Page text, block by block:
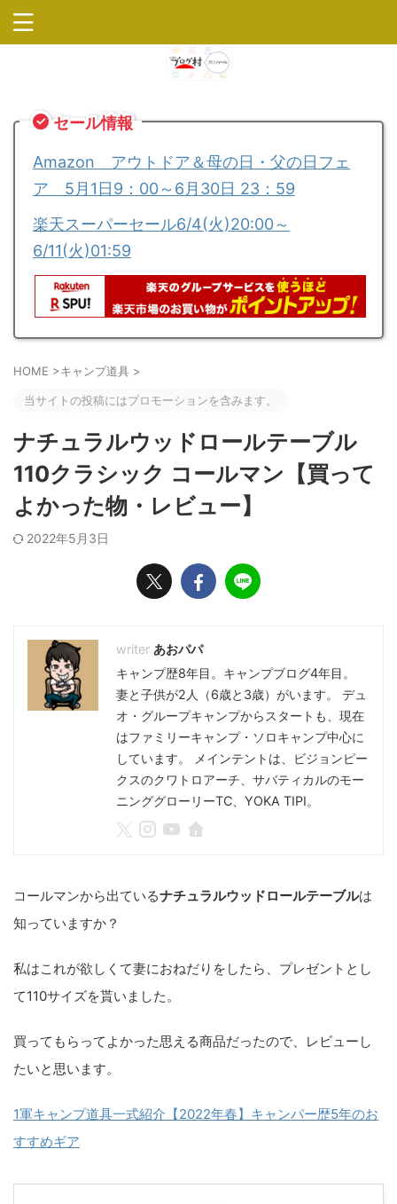
セール情報
Amazon アウトドア＆母の日・父の日フェ
ア 5月1日9：00～6月30日 23：59
楽天スーパーセール6/4(火)20:00～
6/11(火)01:59
HOME >キャンプ道具 >
当サイトの投稿にはプロモーションを含みます。
ナチュラルウッドロールテーブル
110クラシック コールマン【買って
よかった物・レビュー】
2022年5月3日
あおパパ
キャンプ歴8年目。キャンプブログ4年目。
妻と子供が2人（6歳と3歳）がいます。 デュ
オ・グループキャンプからスタートも、現在
はファミリーキャンプ・ソロキャンプ中心に
しています。 メインテントは、ビジョンピー
クスのクワトロアーチ、サバティカルのモー
ニンググローリーTC、YOKA TIPI。
コールマンから出ているナチュラルウッドロールテーブルは
知っていますか？
私はこれが欲しくて妻におねだりをしたら、プレゼントとし
て110サイズを貰いました。
買ってもらってよかった思える商品だったので、レビューし
たいと思います。
1軍キャンプ道具一式紹介【2022年春】キャンパー歴5年のお
すすめギア